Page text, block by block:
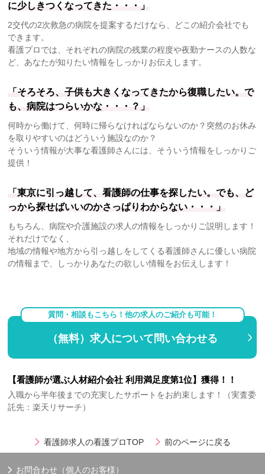
に少しきつくなってきた・・・」
2交代の2次救急の病院を提案するだけなら、どこの紹介会社でも
できます。
看護プロでは、それぞれの病院の残業の程度や夜勤ナースの人数な
ど、あなたが知りたい情報をしっかりお伝えします。
「そろそろ、子供も大きくなってきたから復職したい。で
も、病院はつらいかな・・・？」
何時から働けて、何時に帰らなければならないのか？突然のお休み
を取りやすいのはどういう施設なのか？
そういう情報が大事な看護師さんには、そういう情報をしっかりご
提供！
「東京に引っ越して、看護師の仕事を探したい。でも、ど
っから探せばいいのかさっぱりわからない・・・」
もちろん、病院や介護施設の求人の情報をしっかりご説明します！
それだけでなく、
地域の情報や地方から引っ越しをしてくる看護師さんに優しい病院
の情報まで、しっかりあなたの欲しい情報をお伝えします！
質問・相談もこちら！他の求人のご紹介も可能！
（無料）求人について問い合わせる
【看護師が選ぶ人材紹介会社 利用満足度第1位】獲得！！
入職から半年後までの充実したサポートをお約束します！（実査委
託先：楽天リサーチ）
看護師求人の看護プロTOP 前のページに戻る
お問合わせ（個人のお客様）